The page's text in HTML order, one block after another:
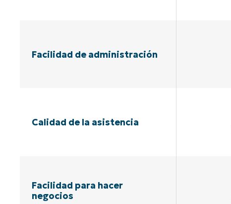
Facilidad de administración
Calidad de la asistencia
Facilidad para hacer
negocios